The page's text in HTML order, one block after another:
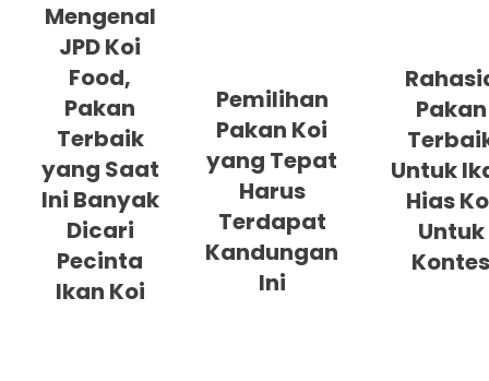
Mengenal
JPD Koi
Food,
Pakan
Terbaik
yang Saat
Ini Banyak
Dicari
Pecinta
Ikan Koi
Pemilihan
Pakan Koi
yang Tepat
Harus
Terdapat
Kandungan
Ini
Pakan
Untuk
Hias
Untuk
Kontes